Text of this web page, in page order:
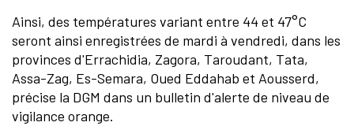
Ainsi, des températures variant entre 44 et 47°C
seront ainsi enregistrées de mardi à vendredi, dans les
provinces d'Errachidia, Zagora, Taroudant, Tata,
Assa-Zag, Es-Semara, Oued Eddahab et Aousserd,
précise la DGM dans un bulletin d'alerte de niveau de
vigilance orange.